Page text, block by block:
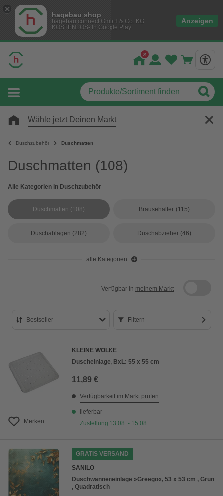
hagebau shop
hagebau connect GmbH & Co. KG
KOSTENLOS- In Google Play
Anzeigen
Wähle jetzt Deinen Markt
Duschzubehör Duschmatten
Duschmatten (108)
Alle Kategorien in Duschzubehör
Duschmatten (108) Brausehalter (115)
Duschablagen (282) Duschabzieher (46)
alle Kategorien
Verfügbar in meinem Markt
Bestseller
Preis aufsteigend
Preis absteigend
Filtern
Merken
KLEINE WOLKE
Duscheinlage, BxL: 55 x 55 cm
11,89 €
Verfügbarkeit im Markt prüfen
lieferbar
Zustellung 13.08. - 15.08.
GRATIS VERSAND
SANILO
Duschwanneneinlage »Greego«, 53 x 53 cm , Grün
, Quadratisch